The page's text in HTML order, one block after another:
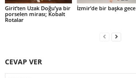
Girit’ten Uzak Doğu’ya bir
porselen mirası; Kobalt
Rotalar
İzmir’de bir başka gece
CEVAP VER